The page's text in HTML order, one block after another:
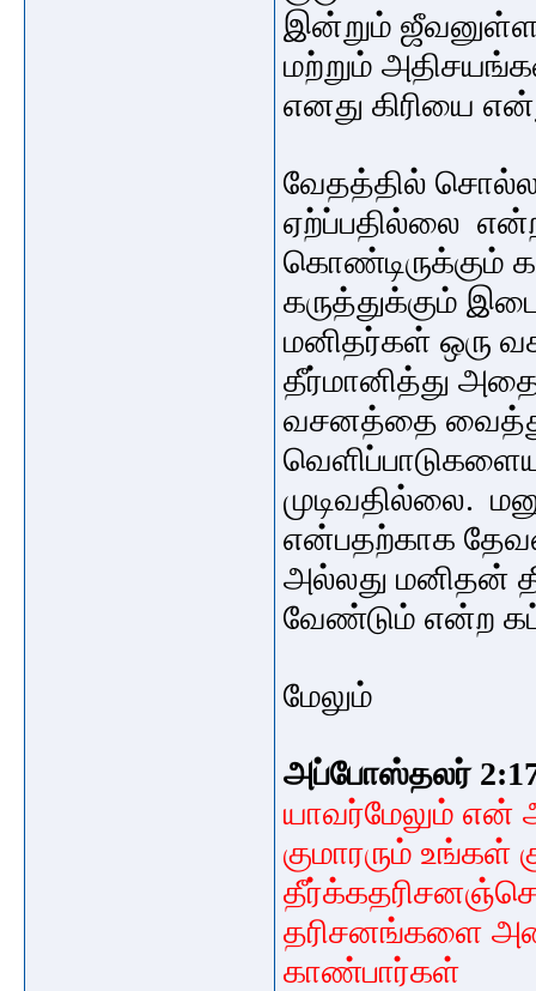
இன்றும்
மற்றும்
எனது கிரியை
வேதத்தில்
ஏற்ப்பதில்லை
கொண்டிருக்கும்
கருத்துக்கும்
மனிதர்கள் ஒரு
தீர்மானித்து
வசனத்தை
முடிவதில்லை.
என்பதற்காக
அல்லது மனிதன்
வேண்டும் என்ற
மேலும்
அப்போஸ்தலர்
யாவர்மேலும்
குமாரரும் உங்கள்
தரிசனங்களை
காண்பார்கள்